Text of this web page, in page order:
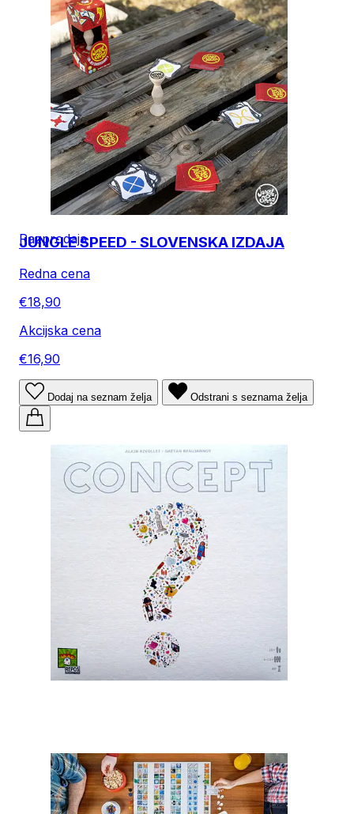
Razprodaja
JUNGLE SPEED - SLOVENSKA IZDAJA
Redna cena
€18,90
Akcijska cena
€16,90
Dodaj na seznam želja Odstrani s seznama želja